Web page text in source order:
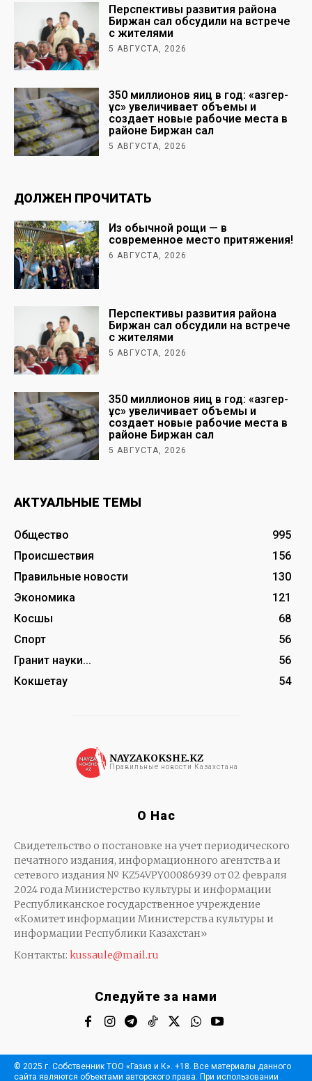
Перспективы развития района
Биржан сал обсудили на встрече
с жителями
5 АВГУСТА, 2026
350 миллионов яиц в год: «Қазгер-
Құс» увеличивает объемы и
создает новые рабочие места в
районе Биржан сал
5 АВГУСТА, 2026
ДОЛЖЕН ПРОЧИТАТЬ
Из обычной рощи — в
современное место притяжения!
6 АВГУСТА, 2026
Перспективы развития района
Биржан сал обсудили на встрече
с жителями
5 АВГУСТА, 2026
350 миллионов яиц в год: «Қазгер-
Құс» увеличивает объемы и
создает новые рабочие места в
районе Биржан сал
5 АВГУСТА, 2026
АКТУАЛЬНЫЕ ТЕМЫ
Общество
995
Происшествия
156
Правильные новости
130
Экономика
121
Косшы
68
Спорт
56
Гранит науки...
56
Кокшетау
54
NAYZAKOKSHE.KZ
Правильные новости Казахстана
О Нас
Свидетельство о постановке на учет периодического
печатного издания, информационного агентства и
сетевого издания № KZ54VPY00086939 от 02 февраля
2024 года Министерство культуры и информации
Республиканское государственное учреждение
«Комитет информации Министерства культуры и
информации Республики Казахстан»
Контакты: kussaule@mail.ru
Следуйте за нами
© 2025 г. Собственник ТОО «Газиз и К». +18. Все материалы данного
сайта являются объектами авторского права. При использовании